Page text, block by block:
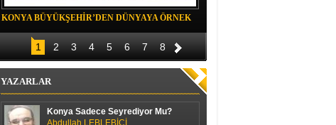
KONYA BÜYÜKŞEHİR’DEN DÜNYAYA ÖRNEK
PROJE
1 2 3 4 5 6 7 8
YAZARLAR
Konya Sadece Seyrediyor Mu?
Abdullah LEBLEBİCİ